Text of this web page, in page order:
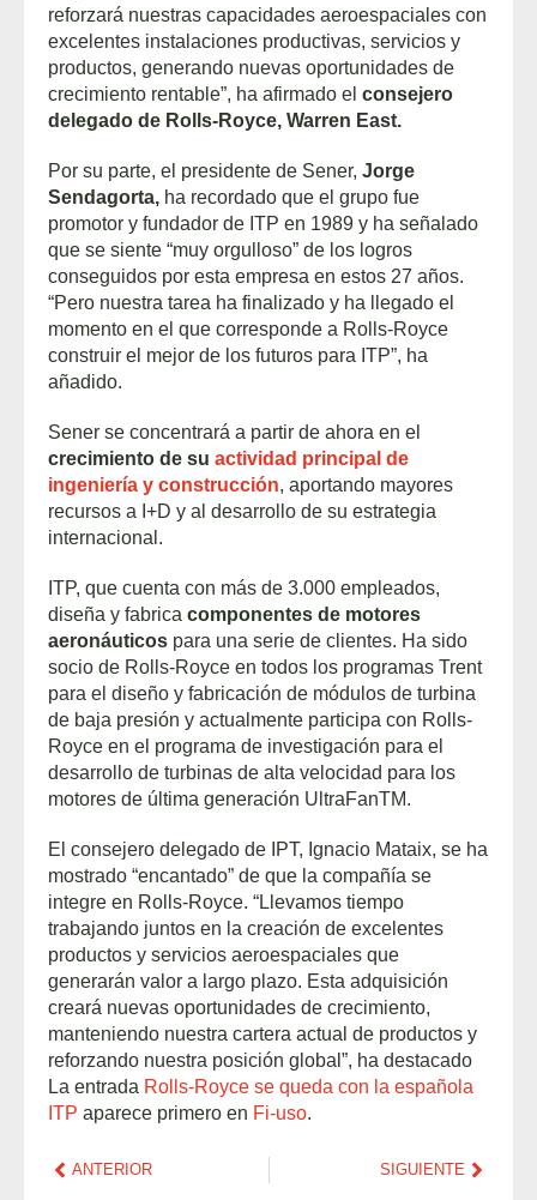
reforzará nuestras capacidades aeroespaciales con
excelentes instalaciones productivas, servicios y
productos, generando nuevas oportunidades de
crecimiento rentable”, ha afirmado el consejero
delegado de Rolls-Royce, Warren East.
Por su parte, el presidente de Sener, Jorge
Sendagorta, ha recordado que el grupo fue
promotor y fundador de ITP en 1989 y ha señalado
que se siente “muy orgulloso” de los logros
conseguidos por esta empresa en estos 27 años.
“Pero nuestra tarea ha finalizado y ha llegado el
momento en el que corresponde a Rolls-Royce
construir el mejor de los futuros para ITP”, ha
añadido.
Sener se concentrará a partir de ahora en el
crecimiento de su actividad principal de
ingeniería y construcción, aportando mayores
recursos a I+D y al desarrollo de su estrategia
internacional.
ITP, que cuenta con más de 3.000 empleados,
diseña y fabrica componentes de motores
aeronáuticos para una serie de clientes. Ha sido
socio de Rolls-Royce en todos los programas Trent
para el diseño y fabricación de módulos de turbina
de baja presión y actualmente participa con Rolls-
Royce en el programa de investigación para el
desarrollo de turbinas de alta velocidad para los
motores de última generación UltraFanTM.
El consejero delegado de IPT, Ignacio Mataix, se ha
mostrado “encantado” de que la compañía se
integre en Rolls-Royce. “Llevamos tiempo
trabajando juntos en la creación de excelentes
productos y servicios aeroespaciales que
generarán valor a largo plazo. Esta adquisición
creará nuevas oportunidades de crecimiento,
manteniendo nuestra cartera actual de productos y
reforzando nuestra posición global”, ha destacado
La entrada Rolls-Royce se queda con la española
ITP aparece primero en Fi-uso.
ANTERIOR SIGUIENTE